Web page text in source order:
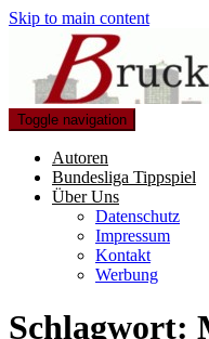
Skip to main content
Toggle navigation
Autoren
Bundesliga Tippspiel
Über Uns
Datenschutz
Impressum
Kontakt
Werbung
Schlagwort: